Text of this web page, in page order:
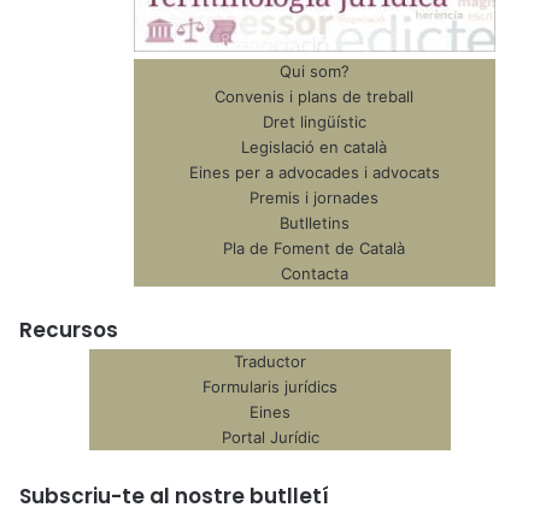
Qui som?
Convenis i plans de treball
Dret lingüístic
Legislació en català
Eines per a advocades i advocats
Premis i jornades
Butlletins
Pla de Foment de Català
Contacta
Recursos
Traductor
Formularis jurídics
Eines
Portal Jurídic
Subscriu-te al nostre butlletí